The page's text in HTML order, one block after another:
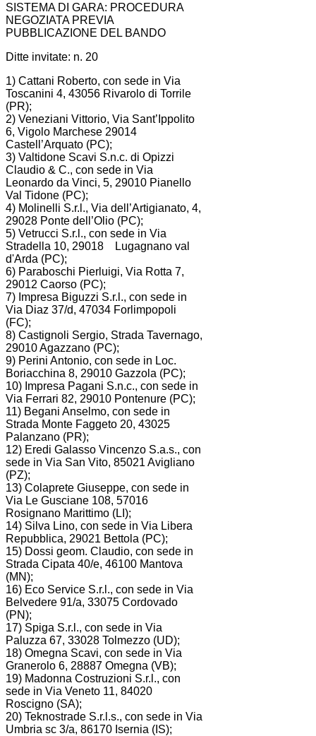
SISTEMA DI GARA: PROCEDURA
NEGOZIATA PREVIA
PUBBLICAZIONE DEL BANDO
Ditte invitate: n. 20
1) Cattani Roberto, con sede in Via
Toscanini 4, 43056 Rivarolo di Torrile
(PR);
2) Veneziani Vittorio, Via Sant’Ippolito
6, Vigolo Marchese 29014
Castell’Arquato (PC);
3) Valtidone Scavi S.n.c. di Opizzi
Claudio & C., con sede in Via
Leonardo da Vinci, 5, 29010 Pianello
Val Tidone (PC);
4) Molinelli S.r.l., Via dell’Artigianato, 4,
29028 Ponte dell’Olio (PC);
5) Vetrucci S.r.l., con sede in Via
Stradella 10, 29018 Lugagnano val
d'Arda (PC);
6) Paraboschi Pierluigi, Via Rotta 7,
29012 Caorso (PC);
7) Impresa Biguzzi S.r.l., con sede in
Via Diaz 37/d, 47034 Forlimpopoli
(FC);
8) Castignoli Sergio, Strada Tavernago,
29010 Agazzano (PC);
9) Perini Antonio, con sede in Loc.
Boriacchina 8, 29010 Gazzola (PC);
10) Impresa Pagani S.n.c., con sede in
Via Ferrari 82, 29010 Pontenure (PC);
11) Begani Anselmo, con sede in
Strada Monte Faggeto 20, 43025
Palanzano (PR);
12) Eredi Galasso Vincenzo S.a.s., con
sede in Via San Vito, 85021 Avigliano
(PZ);
13) Colaprete Giuseppe, con sede in
Via Le Gusciane 108, 57016
Rosignano Marittimo (LI);
14) Silva Lino, con sede in Via Libera
Repubblica, 29021 Bettola (PC);
15) Dossi geom. Claudio, con sede in
Strada Cipata 40/e, 46100 Mantova
(MN);
16) Eco Service S.r.l., con sede in Via
Belvedere 91/a, 33075 Cordovado
(PN);
17) Spiga S.r.l., con sede in Via
Paluzza 67, 33028 Tolmezzo (UD);
18) Omegna Scavi, con sede in Via
Granerolo 6, 28887 Omegna (VB);
19) Madonna Costruzioni S.r.l., con
sede in Via Veneto 11, 84020
Roscigno (SA);
20) Teknostrade S.r.l.s., con sede in Via
Umbria sc 3/a, 86170 Isernia (IS);